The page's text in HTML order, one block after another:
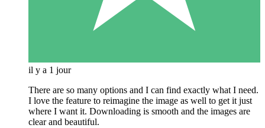
il y a 1 jour
There are so many options and I can find exactly what I need.
I love the feature to reimagine the image as well to get it just
where I want it. Downloading is smooth and the images are
clear and beautiful.